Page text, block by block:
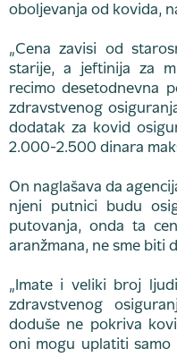
oboljevanja od kovida,
„Cena zavisi od
starije, a jeftinija za
recimo desetodnevna
zdravstvenog
dodatak za kovid
2.000-2.500 dinara
On naglašava da
njeni putnici budu
putovanja, onda ta
aranžmana, ne sme biti
„Imate i veliki broj
zdravstvenog
doduše ne pokriva
oni mogu uplatiti